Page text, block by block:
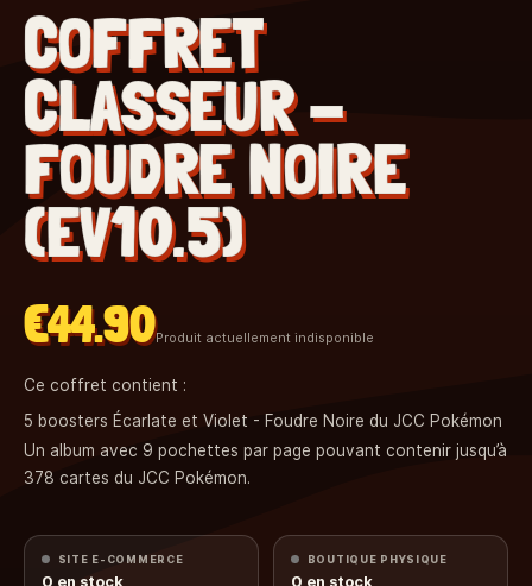
COFFRET
CLASSEUR -
FOUDRE NOIRE
(EV10.5)
€44.90Produit actuellement indisponible
Ce coffret contient :
5 boosters Écarlate et Violet - Foudre Noire du JCC Pokémon
Un album avec 9 pochettes par page pouvant contenir jusqu’à
378 cartes du JCC Pokémon.
SITE E-COMMERCE
0 en stock
BOUTIQUE PHYSIQUE
0 en stock